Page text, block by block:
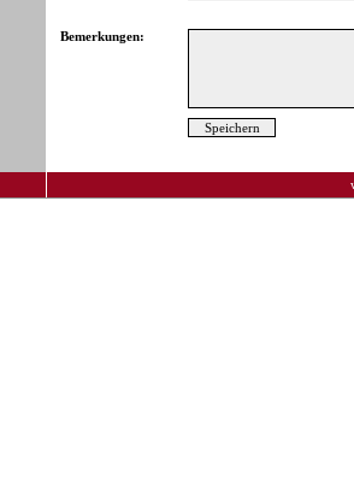
Bemerkungen: